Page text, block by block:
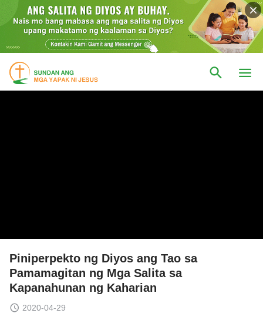
Piniperpekto ng Diyos ang Tao sa
Pamamagitan ng Mga Salita sa
Kapanahunan ng Kaharian
2020-04-29